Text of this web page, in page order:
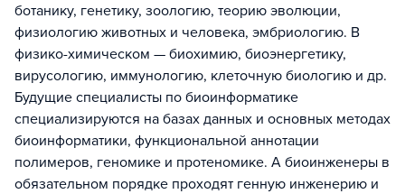
ботанику, генетику, зоологию, теорию эволюции,
физиологию животных и человека, эмбриологию. В
физико-химическом — биохимию, биоэнергетику,
вирусологию, иммунологию, клеточную биологию и др.
Будущие специалисты по биоинформатике
специализируются на базах данных и основных методах
биоинформатики, функциональной аннотации
полимеров, геномике и протеномике. А биоинженеры в
обязательном порядке проходят генную инженерию и